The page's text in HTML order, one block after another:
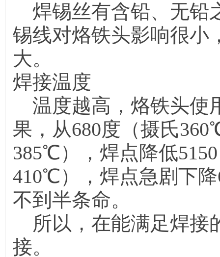
焊锡丝有含铅、无铅
锡线对烙铁头影响很小
大。
焊接温度
温度越高，烙铁头使
果，从680度（摄氏
385℃），焊点降低
410℃），焊点急剧下
不到半条命。
所以，在能满足焊接
接。